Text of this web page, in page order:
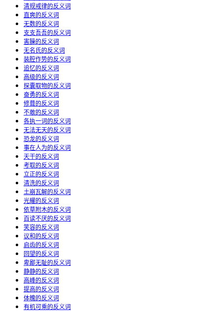
清规戒律的反义词
直爽的反义词
无数的反义词
支支吾吾的反义词
害臊的反义词
无名氏的反义词
装腔作势的反义词
追忆的反义词
高级的反义词
探囊取物的反义词
奋勇的反义词
修葺的反义词
不敢的反义词
各执一词的反义词
无法无天的反义词
恐龙的反义词
事在人为的反义词
天干的反义词
考取的反义词
立正的反义词
清洗的反义词
土崩瓦解的反义词
光耀的反义词
依草附木的反义词
百读不厌的反义词
笑容的反义词
议和的反义词
启齿的反义词
回望的反义词
卑鄙无耻的反义词
静静的反义词
高峰的反义词
提高的反义词
体魄的反义词
有机可乘的反义词